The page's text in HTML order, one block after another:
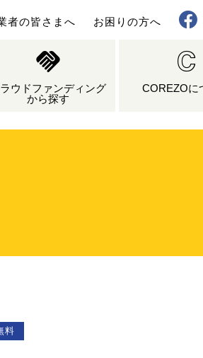
者の皆さまへ お困りの方へ
ウドファンディング
から探す
COREZOに
料